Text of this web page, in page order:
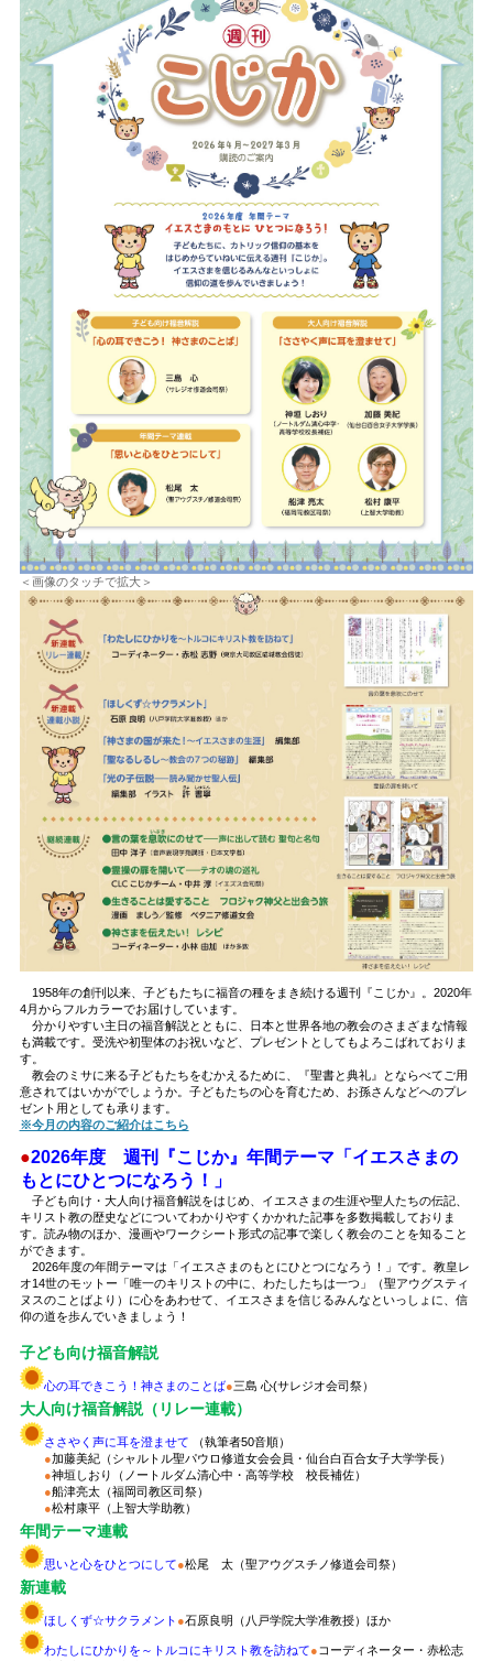
＜画像のタッチで拡大＞
1958年の創刊以来、子どもたちに福音の種をまき続ける週刊『こじか』。2020年
4月からフルカラーでお届けしています。
分かりやすい主日の福音解説とともに、日本と世界各地の教会のさまざまな情報
も満載です。受洗や初聖体のお祝いなど、プレゼントとしてもよろこばれておりま
す。
教会のミサに来る子どもたちをむかえるために、『聖書と典礼』とならべてご用
意されてはいかがでしょうか。子どもたちの心を育むため、お孫さんなどへのプレ
ゼント用としても承ります。
※今月の内容のご紹介はこちら
●2026年度 週刊『こじか』年間テーマ「イエスさまの
もとにひとつになろう！」
子ども向け・大人向け福音解説をはじめ、イエスさまの生涯や聖人たちの伝記、
キリスト教の歴史などについてわかりやすくかかれた記事を多数掲載しておりま
す。読み物のほか、漫画やワークシート形式の記事で楽しく教会のことを知ること
ができます。
2026年度の年間テーマは「イエスさまのもとにひとつになろう！」です。教皇レ
オ14世のモットー「唯一のキリストの中に、わたしたちは一つ」（聖アウグスティ
ヌスのことばより）に心をあわせて、イエスさまを信じるみんなといっしょに、信
仰の道を歩んでいきましょう！
子ども向け福音解説
心の耳できこう！神さまのことば●三島 心(サレジオ会司祭）
大人向け福音解説（リレー連載）
ささやく声に耳を澄ませて
（執筆者50音順）
●加藤美紀（シャルトル聖パウロ修道女会会員・仙台白百合女子大学学長）
●神垣しおり（ノートルダム清心中・高等学校 校長補佐）
●船津亮太（福岡司教区司祭）
●松村康平（上智大学助教）
年間テーマ連載
思いと心をひとつにして●松尾 太（聖アウグスチノ修道会司祭）
新連載
ほしくず☆サクラメント ●石原良明（八戸学院大学准教授）ほか
わたしにひかりを～トルコにキリスト教を訪ねて● コーディネーター・赤松志